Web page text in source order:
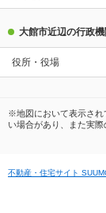
大館市近辺の行政
役所・役場
※地図において表示され
い場合があり、また実際
不動産・住宅サイト